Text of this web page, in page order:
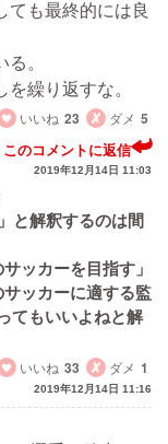
ても最終的には良
。
繰り返すな。
いいね 23 ダメ 5
このコメントに返信
2019年12月14日 11:03
と解釈するのは間
ッカーを目指す」
ッカーに適する監
てもいいよねと解
いいね 33 ダメ 1
2019年12月14日 11:16